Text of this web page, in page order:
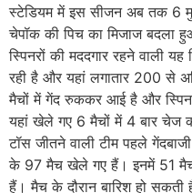
स्टेडियम में इस सीजन अब तक 6
चेपॉक की पिच का मिजाज बदला
स्पिनरों की मददगार रहने वाली
रही है और यहां लगातार 200 से
मैचों में गेंद रुककर आई है और
यहां खेले गए 6 मैचों में 4 बार चेज
टॉस जीतने वाली टीम पहले
के 97 मैच खेले गए हैं। इनमें 51
हैं। मैच के दौरान बारिश हो